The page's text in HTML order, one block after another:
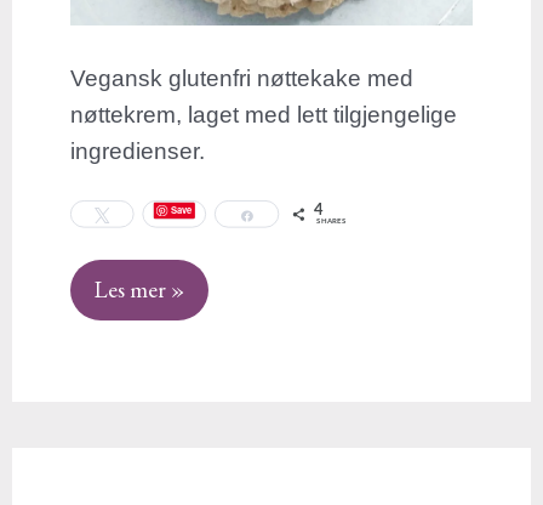
Vegansk glutenfri nøttekake med
nøttekrem, laget med lett tilgjengelige
ingredienser.
Save Share 4
SHARES
Les mer »